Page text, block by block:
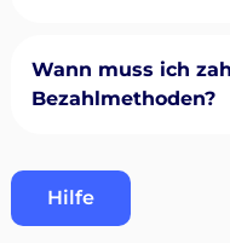
Wann muss ich
Bezahlmethoden?
Hilfe